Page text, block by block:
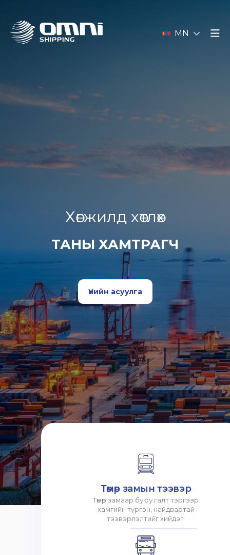
MN
Хөгжилд хөтлөх
ТАНЫ ХАМТРАГЧ
Үнийн асуулга
Төмөр замын тээвэр
Төмөр замаар буюу галт тэргээр
хамгийн түргэн, найдвартай
тээвэрлэлтийг хийдэг.